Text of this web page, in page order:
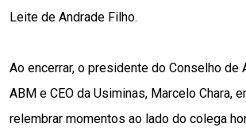
Leite de Andrade Filho.
Ao encerrar, o presidente do Conselho de
ABM e CEO da Usiminas, Marcelo Chara,
relembrar momentos ao lado do colega